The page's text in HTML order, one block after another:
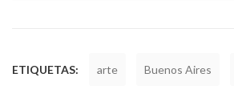
ETIQUETAS: arte Buenos Aires